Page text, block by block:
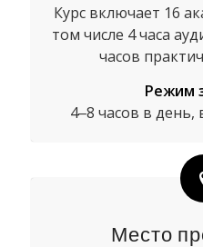
Курс включает 16
том числе 4 часа
часов
Режим
4‒8 часов в день,
Место